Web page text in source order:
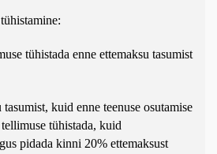
tühistada enne ettemaksu tasumist
tasumist, kuid enne teenuse osutamise
tühistada, kuid
pidada kinni 20% ettemaksust